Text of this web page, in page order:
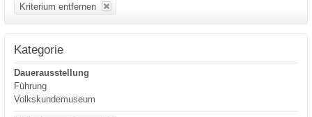
Kriterium entfernen
Kategorie
Dauerausstellung
Führung
Volkskundemuseum